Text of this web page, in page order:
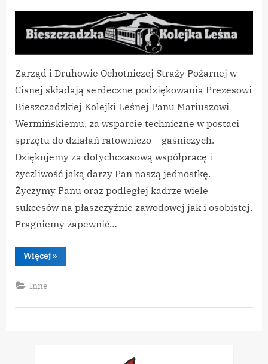
Kolejka
Leśna
–
OSP
w
Cisnej
Zarząd i Druhowie Ochotniczej Straży Pożarnej w
Cisnej składają serdeczne podziękowania Prezesowi
Bieszczadzkiej Kolejki Leśnej Panu Mariuszowi
Wermińskiemu, za wsparcie techniczne w postaci
sprzętu do działań ratowniczo – gaśniczych.
Dziękujemy za dotychczasową współpracę i
życzliwość jaką darzy Pan naszą jednostkę.
Życzymy Panu oraz podległej kadrze wiele
sukcesów na płaszczyźnie zawodowej jak i osobistej.
Pragniemy zapewnić…
Więcej“Bieszczadzka
Kolejka
w
»
Inne